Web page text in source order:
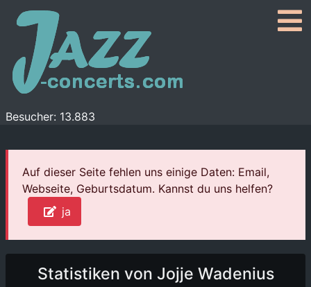
Besucher: 13.883
Auf dieser Seite fehlen uns einige Daten: Email,
Webseite, Geburtsdatum. Kannst du uns helfen?
ja
Statistiken von Jojje Wadenius